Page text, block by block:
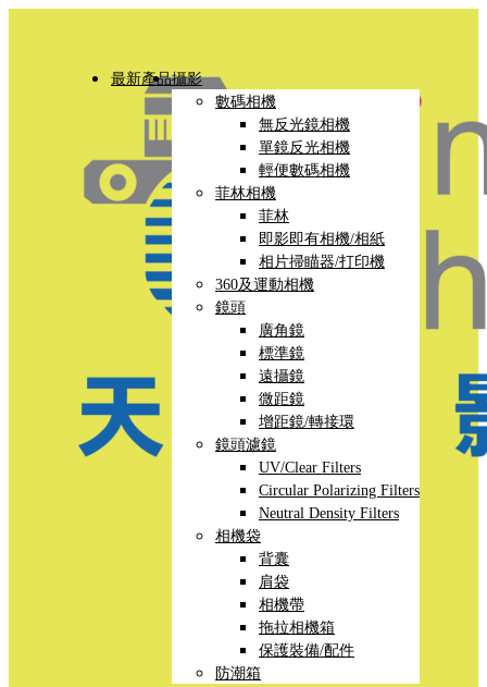
最新產品攝影
數碼相機
無反光鏡相機
單鏡反光相機
輕便數碼相機
菲林相機
菲林
即影即有相機/相紙
相片掃瞄器/打印機
360及運動相機
鏡頭
廣角鏡
標準鏡
遠攝鏡
微距鏡
增距鏡/轉接環
鏡頭濾鏡
UV/Clear Filters
Circular Polarizing Filters
Neutral Density Filters
相機袋
背囊
肩袋
相機帶
拖拉相機箱
保護裝備/配件
防潮箱